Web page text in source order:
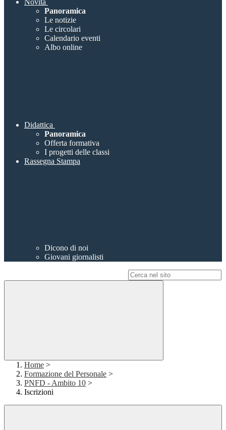
Novità
Panoramica
Le notizie
Le circolari
Calendario eventi
Albo online
Didattica
Panoramica
Offerta formativa
I progetti delle classi
Rassegna Stampa
Dicono di noi
Giovani giornalisti
Home >
Formazione del Personale >
PNFD - Ambito 10 >
Iscrizioni